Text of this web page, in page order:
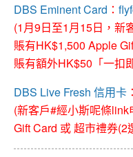
DBS Eminent Card ：
(1月9日至1月15日，新
賬有HK$1,500 Apple
賬有額外HK$50「一扣
DBS Live Fresh 信用卡 ：
(新客戶#經小斯呢條
Gift Card 或 超市禮券